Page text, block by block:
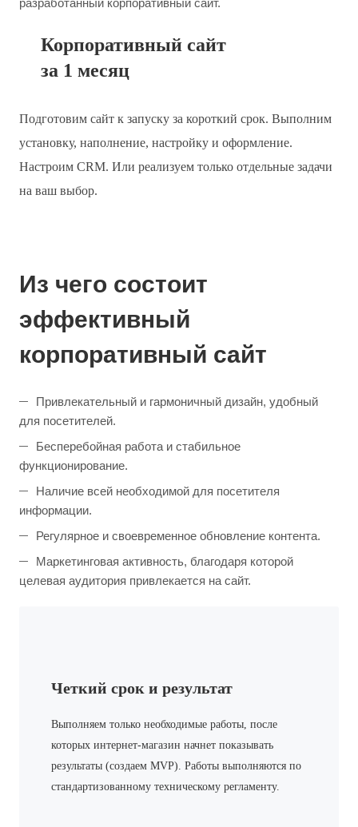
разработанный корпоративный сайт.
Корпоративный сайт
за 1 месяц
Подготовим сайт к запуску за короткий срок. Выполним
установку, наполнение, настройку и оформление.
Настроим CRM. Или реализуем только отдельные задачи
на ваш выбор.
Из чего состоит
эффективный
корпоративный сайт
Привлекательный и гармоничный дизайн, удобный
для посетителей.
Бесперебойная работа и стабильное
функционирование.
Наличие всей необходимой для посетителя
информации.
Регулярное и своевременное обновление контента.
Маркетинговая активность, благодаря которой
целевая аудитория привлекается на сайт.
Четкий срок и результат
Выполняем только необходимые работы, после
которых интернет-магазин начнет показывать
результаты (создаем MVP). Работы выполняются по
стандартизованному техническому регламенту.